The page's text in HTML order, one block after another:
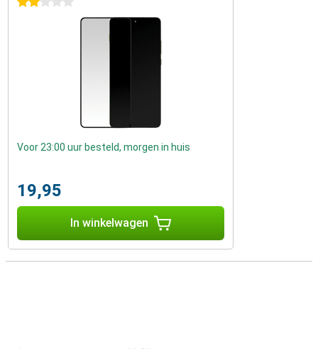
Voor 23:00 uur besteld, morgen in huis
19,95
In winkelwagen